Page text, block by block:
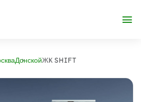
ДонскойЖК SHIFT